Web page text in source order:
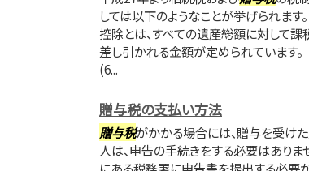
しては以下のようなことが挙げられま
控除とは、すべての遺産総額に対して課
差し引かれる金額が定められていま
(6...
贈与税の支払い方法
贈与税がかかる場合には、贈与を受け
人は、申告の手続きをする必要はあり